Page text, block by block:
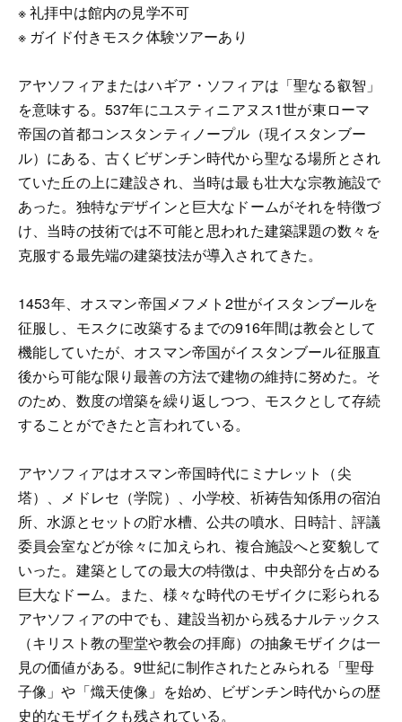
※ 礼拝中は館内の見学不可
※ ガイド付きモスク体験ツアーあり
アヤソフィアまたはハギア・ソフィアは「聖なる叡智」
を意味する。537年にユスティニアヌス1世が東ローマ
帝国の首都コンスタンティノープル（現イスタンブー
ル）にある、古くビザンチン時代から聖なる場所とされ
ていた丘の上に建設され、当時は最も壮大な宗教施設で
あった。独特なデザインと巨大なドームがそれを特徴づ
け、当時の技術では不可能と思われた建築課題の数々を
克服する最先端の建築技法が導入されてきた。
1453年、オスマン帝国メフメト2世がイスタンブールを
征服し、モスクに改築するまでの916年間は教会として
機能していたが、オスマン帝国がイスタンブール征服直
後から可能な限り最善の方法で建物の維持に努めた。そ
のため、数度の増築を繰り返しつつ、モスクとして存続
することができたと言われている。
アヤソフィアはオスマン帝国時代にミナレット（尖
塔）、メドレセ（学院）、小学校、祈祷告知係用の宿泊
所、水源とセットの貯水槽、公共の噴水、日時計、評議
委員会室などが徐々に加えられ、複合施設へと変貌して
いった。建築としての最大の特徴は、中央部分を占める
巨大なドーム。また、様々な時代のモザイクに彩られる
アヤソフィアの中でも、建設当初から残るナルテックス
（キリスト教の聖堂や教会の拝廊）の抽象モザイクは一
見の価値がある。9世紀に制作されたとみられる「聖母
子像」や「熾天使像」を始め、ビザンチン時代からの歴
史的なモザイクも残されている。